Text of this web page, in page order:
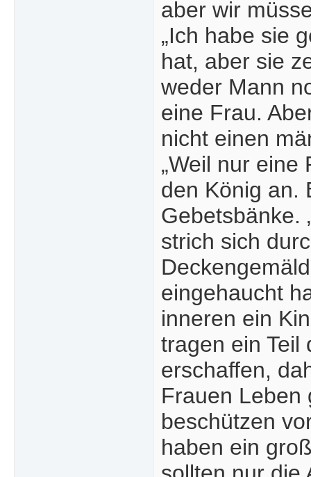
aber wir
„Ich habe sie
hat, aber sie
weder Mann
eine Frau.
nicht einen
„Weil nur eine
den König an.
Gebetsbänke.
strich sich
eingehaucht
inneren ein
tragen ein Teil
erschaffen,
Frauen Leben
beschützen
haben ein